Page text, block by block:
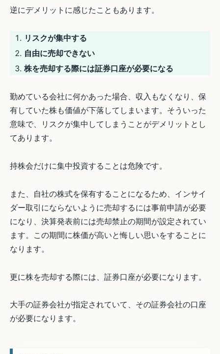
逆にデメリットに感じたこともあります。
リスクが集中する
自由に売却できない
株を売却する際には証券口座が必要になる
勤めている会社に何かあった場合、収入もなくなり、保
有していた株も価値が下落してしまいます。そういった
意味で、リスクが集中してしまうことがデメリットとし
てあります。
持株会だけに集中投資することは危険です。
また、自社の株式を保有することになるため、インサイ
ダー取引にならないように売却するには事前申請が必要
になり、決算発表前には売却禁止の期間が設定されてい
ます。この期間に株価が高いと悔しい思いをすることに
なります。
更に株を売却する際には、証券口座が必要になります。
大手の証券会社が指定されていて、その証券会社の口座
が必要になります。